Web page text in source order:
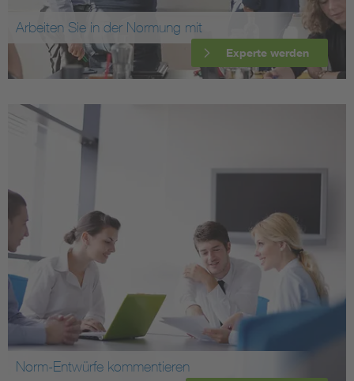
Arbeiten Sie in der Normung mit
Experte werden
Norm-Entwürfe kommentieren